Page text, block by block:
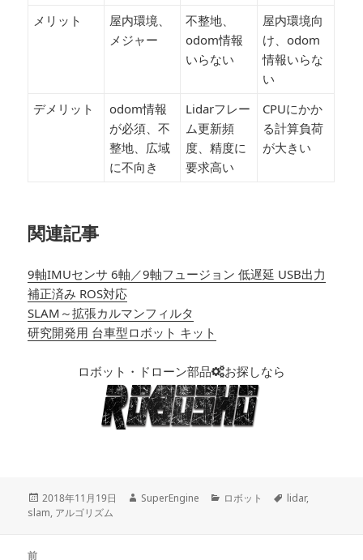
メリット
屋内環境、
メジャー
不整地、
odom情報
いらない
屋内環境向
け、odom
情報いらな
い
デメリット
odom情報
が必須、不
整地、広域
に不向き
Lidarフレー
ム更新頻
度、精度に
要求高い
CPUにかか
る計算負荷
が大きい
関連記事
9軸IMUセンサ 6軸／9軸フュージョン 低遅延 USB出力
補正済み ROS対応
SLAM～拡張カルマンフィルタ
研究開発用 台車型ロボット キット
ロボット・ドローン部品 お探しなら
投
稿
2018年11月19日
作
SuperEngine
カ
ロボット
タ
lidar,
slam, アルゴリズム
前